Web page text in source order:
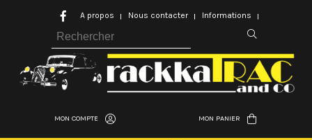
MON COMPTE MON PANIER
A propos Nous contacter Informations